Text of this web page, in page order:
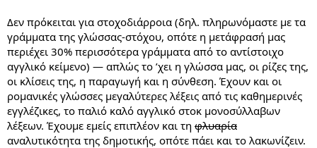
Δεν πρόκειται για στοχοδιάρροια (δηλ. πληρωνόμαστε με τα
γράμματα της γλώσσας-στόχου, οπότε η μετάφρασή μας
περιέχει 30% περισσότερα γράμματα από το αντίστοιχο
αγγλικό κείμενο) — απλώς το ’χει η γλώσσα μας, οι ρίζες της,
οι κλίσεις της, η παραγωγή και η σύνθεση. Έχουν και οι
ρομανικές γλώσσες μεγαλύτερες λέξεις από τις καθημερινές
εγγλέζικες, το παλιό καλό αγγλικό στοκ μονοσύλλαβων
λέξεων. Έχουμε εμείς επιπλέον και τη φλυαρία
αναλυτικότητα της δημοτικής, οπότε πάει και το λακωνίζειν.